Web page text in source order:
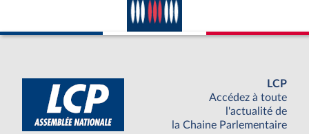
LCP
Accédez à toute
l'actualité de
la Chaine Parlementaire